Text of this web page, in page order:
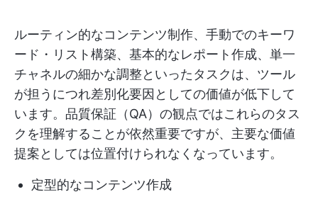
ルーティン的なコンテンツ制作、手動でのキーワ
ード・リスト構築、基本的なレポート作成、単一
チャネルの細かな調整といったタスクは、ツール
が担うにつれ差別化要因としての価値が低下して
います。品質保証（QA）の観点ではこれらのタス
クを理解することが依然重要ですが、主要な価値
提案としては位置付けられなくなっています。
定型的なコンテンツ作成